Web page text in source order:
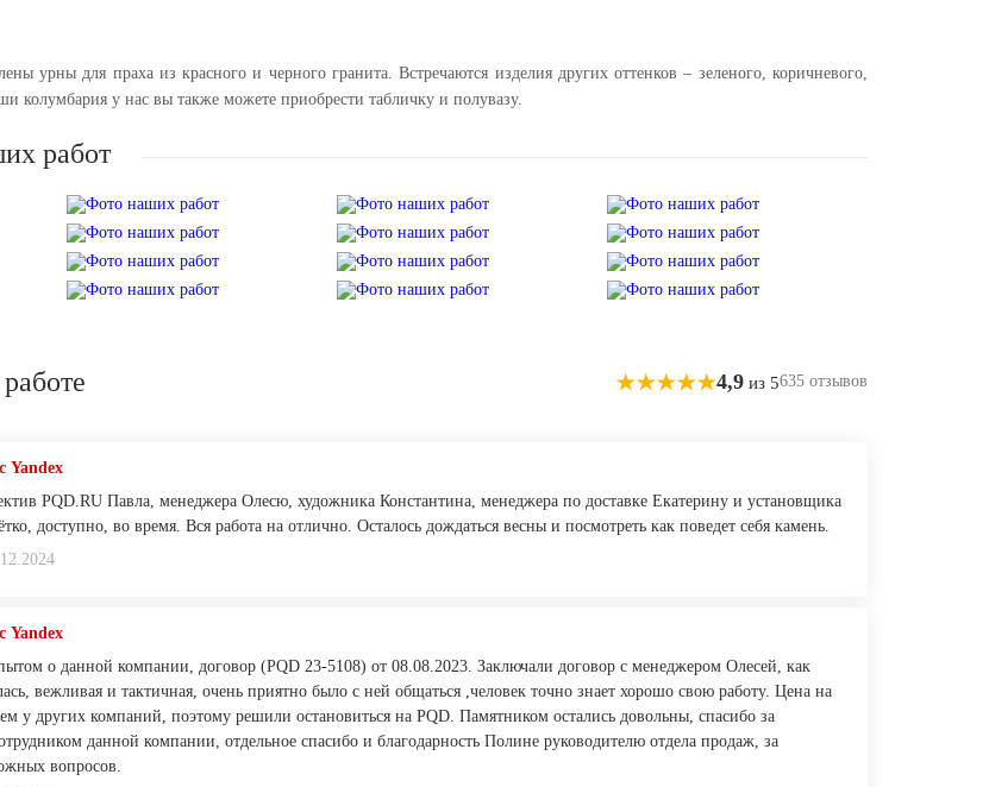
урны для праха из красного и черного гранита. Встречаются изделия других оттенков – зеленого, коричневого,
колумбария у нас вы также можете приобрести табличку и полувазу.
работ
4,9 из 5635 отзывов
Yandex
PQD.RU Павла, менеджера Олесю, художника Константина, менеджера по доставке Екатерину и установщика
доступно, во время. Вся работа на отлично. Осталось дождаться весны и посмотреть как поведет себя камень.
Yandex
о данной компании, договор (PQD 23-5108) от 08.08.2023. Заключали договор с менеджером Олесей, как
вежливая и тактичная, очень приятно было с ней общаться ,человек точно знает хорошо свою работу. Цена на
у других компаний, поэтому решили остановиться на PQD. Памятником остались довольны, спасибо за
данной компании, отдельное спасибо и благодарность Полине руководителю отдела продаж, за
вопросов.